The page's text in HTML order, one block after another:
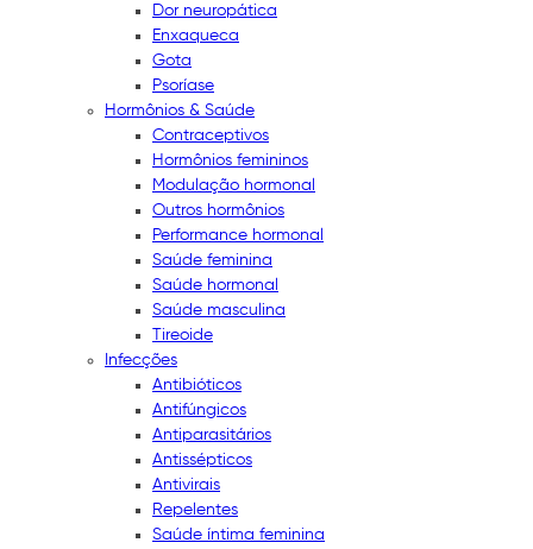
Dor neuropática
Enxaqueca
Gota
Psoríase
Hormônios & Saúde
Contraceptivos
Hormônios femininos
Modulação hormonal
Outros hormônios
Performance hormonal
Saúde feminina
Saúde hormonal
Saúde masculina
Tireoide
Infecções
Antibióticos
Antifúngicos
Antiparasitários
Antissépticos
Antivirais
Repelentes
Saúde íntima feminina